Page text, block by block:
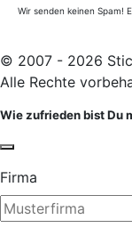
Wir senden keinen Spam!
© 2007 - 2026
Alle Rechte
Wie zufrieden bist Du
Firma